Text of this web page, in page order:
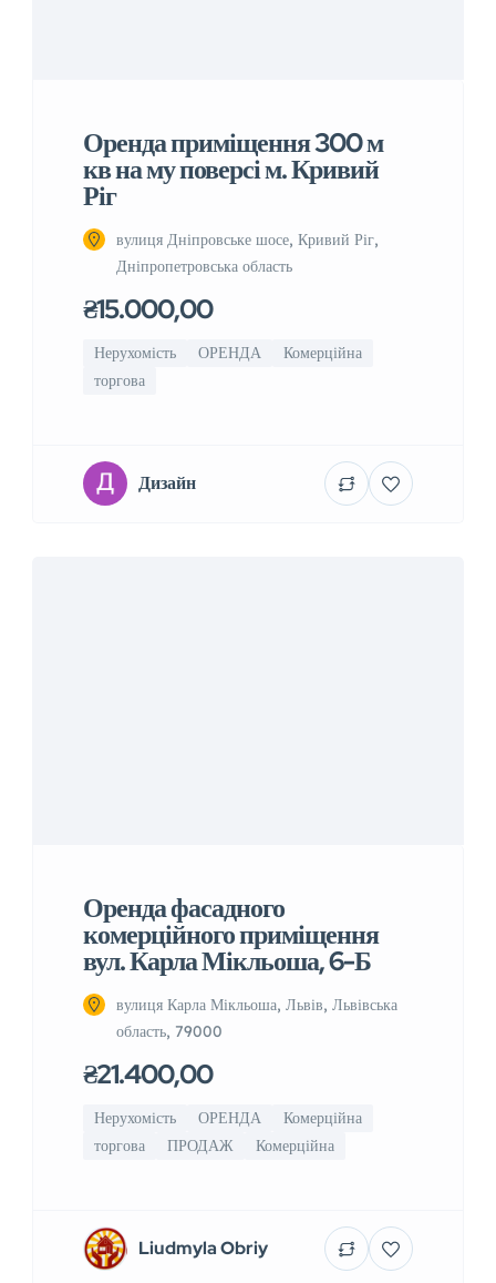
Оренда приміщення 300 м
кв на му поверсі м. Кривий
Ріг
вулиця Дніпровське шосе, Кривий Ріг,
Дніпропетровська область
₴15.000,00
Нерухомість ОРЕНДА
Комерційна
торгова
Дизайн
Оренда фасадного
комерційного приміщення
вул. Карла Мікльоша, 6-Б
вулиця Карла Мікльоша, Львів, Львівська
область, 79000
₴21.400,00
Нерухомість ОРЕНДА
Комерційна
торгова
ПРОДАЖ Комерційна
Liudmyla Obriy